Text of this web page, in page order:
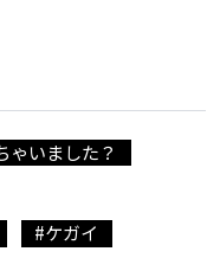
ゃいました？
#ケガイ